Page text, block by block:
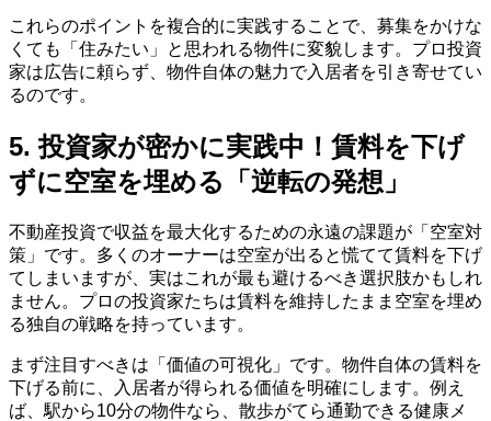
これらのポイントを複合的に実践することで、募集をかけな
くても「住みたい」と思われる物件に変貌します。プロ投資
家は広告に頼らず、物件自体の魅力で入居者を引き寄せてい
るのです。
5. 投資家が密かに実践中！賃料を下げ
ずに空室を埋める「逆転の発想」
不動産投資で収益を最大化するための永遠の課題が「空室対
策」です。多くのオーナーは空室が出ると慌てて賃料を下げ
てしまいますが、実はこれが最も避けるべき選択肢かもしれ
ません。プロの投資家たちは賃料を維持したまま空室を埋め
る独自の戦略を持っています。
まず注目すべきは「価値の可視化」です。物件自体の賃料を
下げる前に、入居者が得られる価値を明確にします。例え
ば、駅から10分の物件なら、散歩がてら通勤できる健康メ